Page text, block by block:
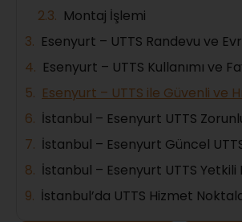
Montaj İşlemi
Esenyurt – UTTS Randevu ve
Esenyurt – UTTS Kullanımı ve
İstanbul – Esenyurt UTTS
İstanbul – Esenyurt Güncel